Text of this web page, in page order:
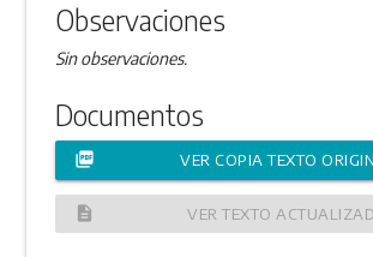
Observaciones
Sin observaciones.
Documentos
picture_as_pdf VER COPIA TEXTO
description VER TEXTO